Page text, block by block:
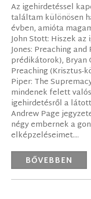
Az igehirdetéssel
találtam különösen
évben, amióta
John Stott: Hiszek
Jones: Preaching
prédikátorok), Bryan
Preaching (Krisztus-
Piper: The
mindenek felett
igehirdetésről a
Andrew Page
négy embernek a
elképzeléseimet....
BŐVEBBEN